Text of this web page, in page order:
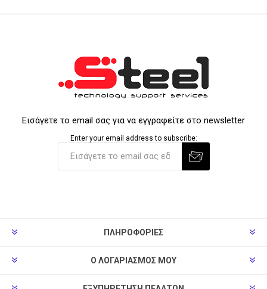
Εισάγετε το email σας για να εγγραφείτε στο newsletter
Enter your email address to subscribe:
ΠΛΗΡΟΦΟΡΊΕΣ
Ο ΛΟΓΑΡΙΑΣΜΌΣ ΜΟΥ